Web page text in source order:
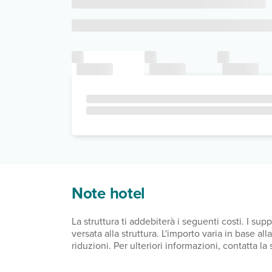
Note hotel
La struttura ti addebiterà i seguenti costi. I
versata alla struttura. L'importo varia in base
riduzioni. Per ulteriori informazioni, contatta